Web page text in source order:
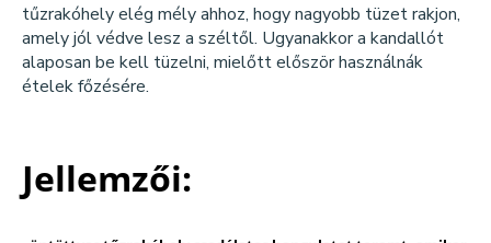
tűzrakóhely elég mély ahhoz, hogy nagyobb tüzet rakjon,
amely jól védve lesz a széltől. Ugyanakkor a kandallót
alaposan be kell tüzelni, mielőtt először használnák
ételek főzésére.
Jellemzői: